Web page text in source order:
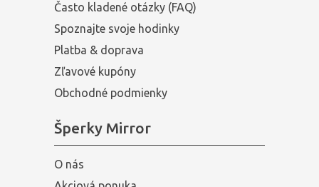
Často kladené otázky (FAQ)
Spoznajte svoje hodinky
Platba & doprava
Zľavové kupóny
Obchodné podmienky
Šperky Mirror
O nás